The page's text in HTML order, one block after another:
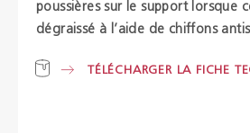
poussières sur le support lorsque
dégraissé à l’aide de chiffons
TÉLÉCHARGER LA FICHE